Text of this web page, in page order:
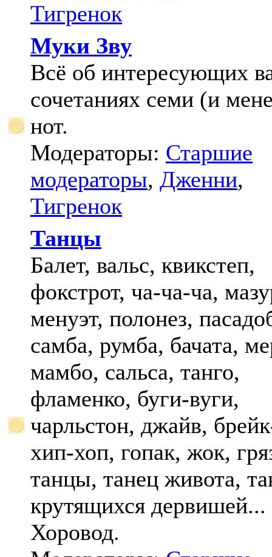
Тигренок
Муки Зву
Всё об интересующих
сочетаниях семи (и
нот.
Модераторы: Старшие
модераторы, Дженни,
Тигренок
Танцы
Балет, вальс, квикстеп,
фокстрот, ча-ча-ча,
менуэт, полонез,
самба, румба, бачата,
мамбо, сальса, танго,
фламенко, буги-вуги,
чарльстон, джайв,
хип-хоп, гопак, жок,
танцы, танец живота,
крутящихся дервишей...
Хоровод.